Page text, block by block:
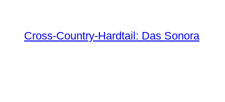
Cross-Country-Hardtail: Das Sonora